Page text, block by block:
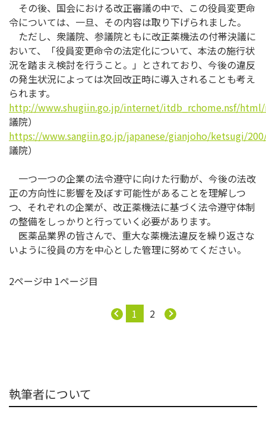
その後、国会における改正審議の中で、この役員変更命
令については、一旦、その内容は取り下げられました。
ただし、衆議院、参議院ともに改正薬機法の付帯決議に
おいて、「役員変更命令の法定化について、本法の施行状
況を踏まえ検討を行うこと。」とされており、今後の違反
の発生状況によっては次回改正時に導入されることも考え
られます。
http://www.shugiin.go.jp/internet/itdb_rchome.nsf/html/
議院）
https://www.sangiin.go.jp/japanese/gianjoho/ketsugi/
議院）
一つ一つの企業の法令遵守に向けた行動が、今後の法改
正の方向性に影響を及ぼす可能性があることを理解しつ
つ、それぞれの企業が、改正薬機法に基づく法令遵守体制
の整備をしっかりと行っていく必要があります。
医薬品業界の皆さんで、重大な薬機法違反を繰り返さな
いように役員の方を中心とした管理に努めてください。
2ページ中 1ページ目
1 2
執筆者について